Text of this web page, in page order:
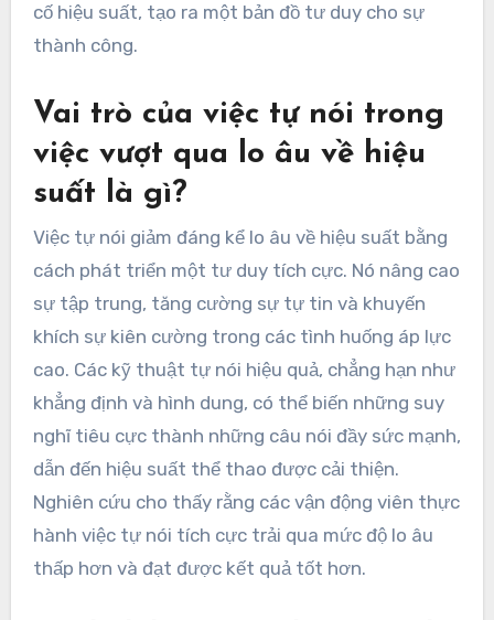
cố hiệu suất, tạo ra một bản đồ tư duy cho sự
thành công.
Vai trò của việc tự nói trong
việc vượt qua lo âu về hiệu
suất là gì?
Việc tự nói giảm đáng kể lo âu về hiệu suất bằng
cách phát triển một tư duy tích cực. Nó nâng cao
sự tập trung, tăng cường sự tự tin và khuyến
khích sự kiên cường trong các tình huống áp lực
cao. Các kỹ thuật tự nói hiệu quả, chẳng hạn như
khẳng định và hình dung, có thể biến những suy
nghĩ tiêu cực thành những câu nói đầy sức mạnh,
dẫn đến hiệu suất thể thao được cải thiện.
Nghiên cứu cho thấy rằng các vận động viên thực
hành việc tự nói tích cực trải qua mức độ lo âu
thấp hơn và đạt được kết quả tốt hơn.